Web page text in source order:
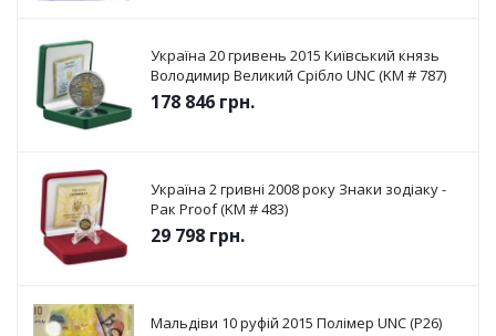
Україна 20 гривень 2015 Київський князь
Володимир Великий Срібло UNC (KM # 787)
178 846 грн.
Україна 2 гривні 2008 року Знаки зодіаку -
Рак Proof (KM # 483)
29 798 грн.
Мальдіви 10 руфій 2015 Полімер UNC (P26)